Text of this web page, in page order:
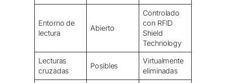
Entorno de
lectura
Abierto
Controlado
con RFID
Shield
Technology
Lecturas
cruzadas
Posibles
Virtualmente
eliminadas